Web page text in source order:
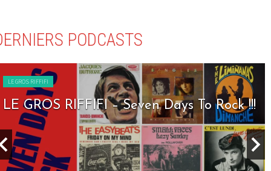
PODCASTS
LE GROS RIFFIFI
LE GROS RIFFIFI – Seven Days To Rock !!!